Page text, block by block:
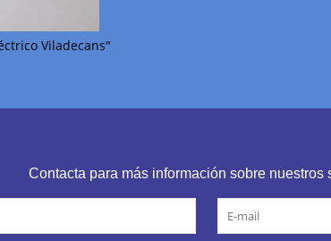
Viladecans"
Contacta para más información sobre nuestros